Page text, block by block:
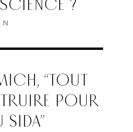
?
“TOUT
POUR
SIDA”